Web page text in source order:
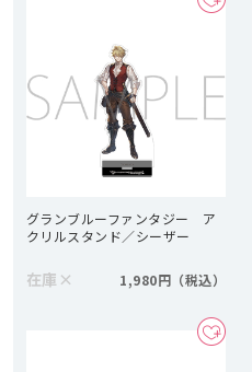
グランブルーファンタジー ア
クリルスタンド／シーザー
在庫 × 1,980円